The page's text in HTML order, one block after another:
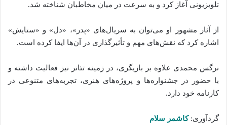
تلویزیونی آغاز کرد و به سرعت در میان مخاطبان شناخته شد.
از آثار مشهور او می‌توان به سریال‌های «پدر»، «دل» و «ستایش»
اشاره کرد که نقش‌های مهم و تأثیرگذاری در آن‌ها ایفا کرده است.
نرگس محمدی علاوه بر بازیگری، در زمینه تئاتر نیز فعالیت داشته و
با حضور در جشنواره‌ها و پروژه‌های هنری، تجربه‌های متنوعی در
کارنامه خود دارد.
گردآوری:کاشمر سلام